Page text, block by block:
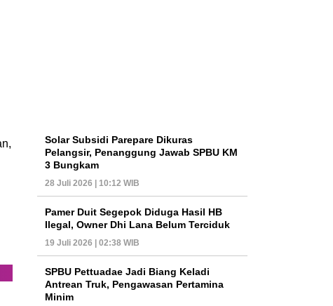
Solar Subsidi Parepare Dikuras
Pelangsir, Penanggung Jawab SPBU KM
3 Bungkam
28 Juli 2026 | 10:12 WIB
Pamer Duit Segepok Diduga Hasil HB
Ilegal, Owner Dhi Lana Belum Terciduk
19 Juli 2026 | 02:38 WIB
SPBU Pettuadae Jadi Biang Keladi
Antrean Truk, Pengawasan Pertamina
Minim